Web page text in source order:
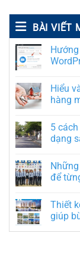
BÀI VIẾT
Hiểu
hàng
5
dạng
để
Thiết
giúp